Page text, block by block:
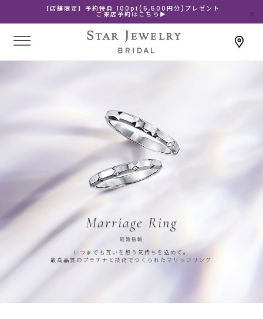
【店舗限定】予約特典 100pt(5,500円分)プレゼント
ご来店予約はこちら▶
Marriage Ring
結婚指輪
いつまでも互いを想う気持ちを込めて。
最高品質のプラチナと技術でつくられたマリッジリング